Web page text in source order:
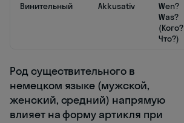
Винительный
Akkusativ
Wen?
Was?
(Кого?
Что?)
Род существительного в
немецком языке (мужской,
женский, средний) напрямую
влияет на форму артикля при